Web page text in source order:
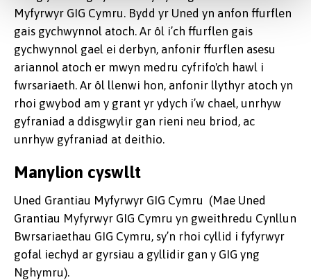
Myfyrwyr GIG Cymru. Bydd yr Uned yn anfon ffurflen
gais gychwynnol atoch. Ar ôl i’ch ffurflen gais
gychwynnol gael ei derbyn, anfonir ffurflen asesu
ariannol atoch er mwyn medru cyfrifo'ch hawl i
fwrsariaeth. Ar ôl llenwi hon, anfonir llythyr atoch yn
rhoi gwybod am y grant yr ydych i’w chael, unrhyw
gyfraniad a ddisgwylir gan rieni neu briod, ac
unrhyw gyfraniad at deithio.
Manylion cyswllt
Uned Grantiau Myfyrwyr GIG Cymru (Mae Uned
Grantiau Myfyrwyr GIG Cymru yn gweithredu Cynllun
Bwrsariaethau GIG Cymru, sy’n rhoi cyllid i fyfyrwyr
gofal iechyd ar gyrsiau a gyllidir gan y GIG yng
Nghymru).